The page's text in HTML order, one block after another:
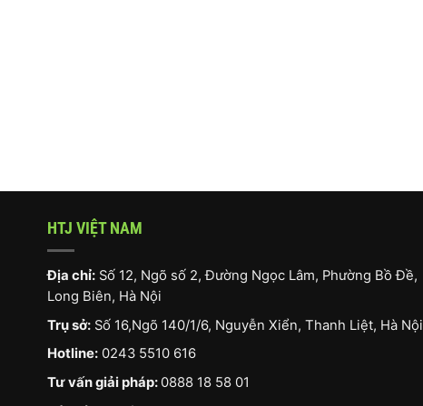
HTJ VIỆT NAM
Địa chỉ: Số 12, Ngõ số 2, Đường Ngọc Lâm, Phường Bồ Đề,
Long Biên, Hà Nội
Trụ sở: Số 16,Ngõ 140/1/6, Nguyễn Xiển, Thanh Liệt, Hà Nội
Hotline: 0243 5510 616
Tư vấn giải pháp: 0888 18 58 01